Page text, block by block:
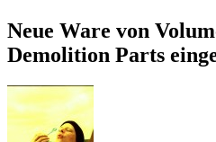
Neue Ware von
Demolition Parts